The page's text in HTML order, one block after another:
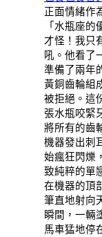
正面情緒作
「水瓶座
才怪！我只
吼。他看了
準備了兩年
黃銅齒輪組
被拒絕。這
張水瓶咬緊
將所有的齒
機器發出刺
始瘋狂閃爍
致純粹的單
在機器的頂
筆直地射向
瞬間，一輛
馬車猛地停